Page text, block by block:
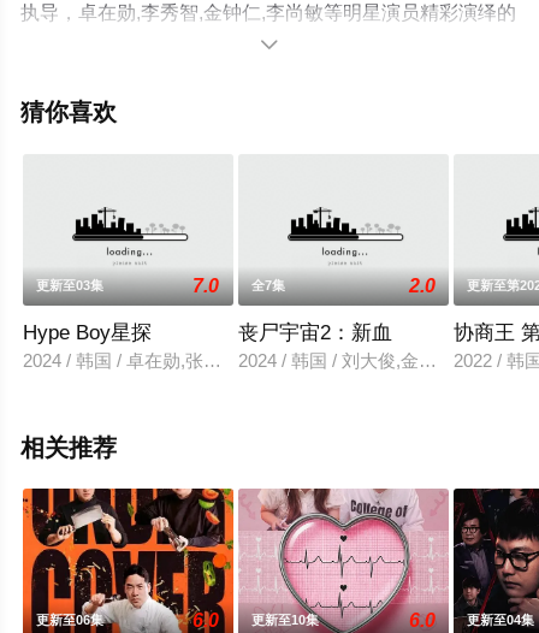
执导，卓在勋,李秀智,金钟仁,李尚敏等明星演员精彩演绎的
韩国综艺，大结局剧情已揭晓（全26集），手机免费观看
可移步至豆瓣综艺、电视猫或剧情网等平台了解。

猜你喜欢
更新至03集 7.0
Hype Boy星探
2024 / 韩国 / 卓在勋,张东民,南侑廷,金善旴
全7集 2.0
丧尸宇宙2：新血
2024 / 韩国 / 刘大俊,金泰妍,陆星材
更新至第
协商王
2022 / 韩
相关推荐
更新至06集 6.0 更新至10集 6.0 更新至04集